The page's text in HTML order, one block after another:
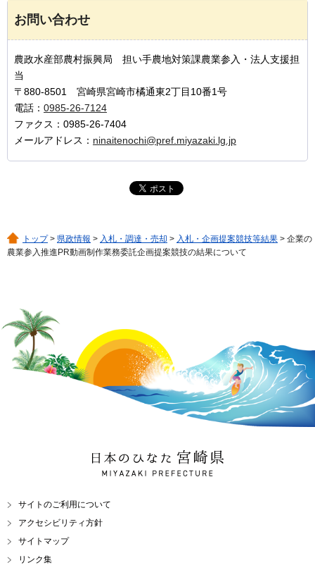
お問い合わせ
農政水産部農村振興局 担い手農地対策課農業参入・法人支援担
当
〒880-8501 宮崎県宮崎市橘通東2丁目10番1号
電話： 0985-26-7124
ファクス：0985-26-7404
メールアドレス： ninaitenochi@pref.miyazaki.lg.jp
トップ> 県政情報 > 入札・調達・売却 > 入札・企画提案競技等結果 > 企業の
農業参入推進PR動画制作業務委託企画提案競技の結果について
日本のひなた 宮崎県
MIYAZAKI PREFECTURE
サイトのご利用について
アクセシビリティ方針
サイトマップ
リンク集